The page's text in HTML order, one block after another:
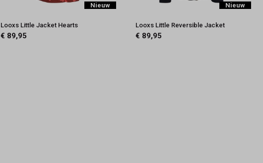
Nieuw
Looxs Little Jacket Hearts
€ 89,95
Nieuw
Looxs Little Reversible Jacket
€ 89,95